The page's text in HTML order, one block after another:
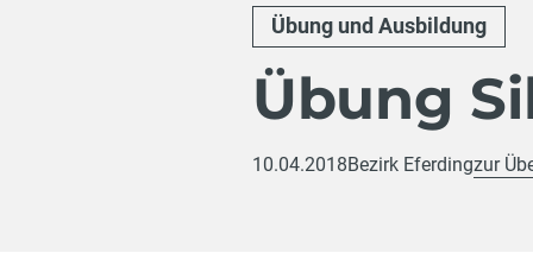
Übung und Ausbildung
Übung
10.04.2018Bezirk Eferdingzur